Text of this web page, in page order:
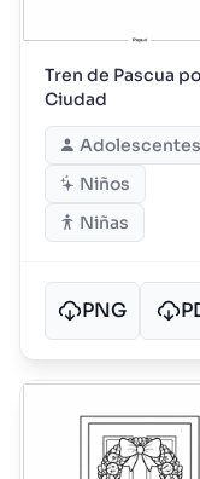
Tren de Pascua
Ciudad
Adolescentes
Niños
Niñas
PNG